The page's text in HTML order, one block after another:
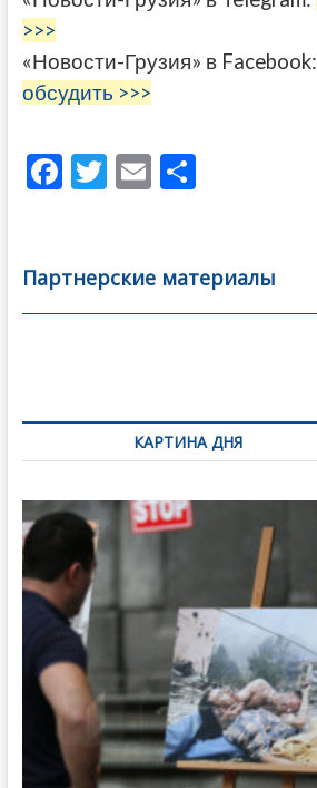
>>>
«Новости-Грузия» в Facebook:
обсудить >>>
F
b
o
T
er
E
l
О
а
в
Партнерские материалы
по
записямКАРТИНА ДНЯ